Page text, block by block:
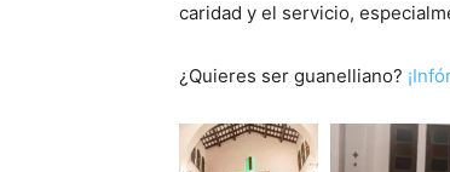
caridad y el servicio,
¿Quieres ser guanelliano?